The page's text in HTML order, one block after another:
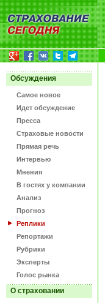
Обсуждения
Самое новое
Идет обсуждение
Пресса
Страховые новости
Прямая речь
Интервью
Мнения
В гостях у компании
Анализ
Прогноз
Реплики
Репортажи
Рубрики
Эксперты
Голос рынка
О страховании